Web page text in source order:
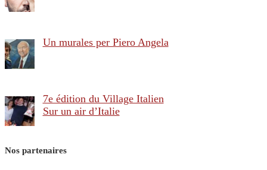
Un murales per Piero Angela
7e édition du Village Italien
Sur un air d’Italie
Nos partenaires